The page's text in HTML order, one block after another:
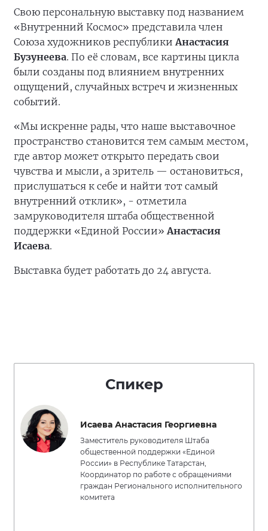
Свою персональную выставку под названием
«Внутренний Космос» представила член
Союза художников республики Анастасия
Бузунеева. По её словам, все картины цикла
были созданы под влиянием внутренних
ощущений, случайных встреч и жизненных
событий.
«Мы искренне рады, что наше выставочное
пространство становится тем самым местом,
где автор может открыто передать свои
чувства и мысли, а зритель — остановиться,
прислушаться к себе и найти тот самый
внутренний отклик», - отметила
замруководителя штаба общественной
поддержки «Единой России»Анастасия
Исаева.
Выставка будет работать до 24 августа.
Спикер
Исаева Анастасия Георгиевна
Заместитель руководителя Штаба
общественной поддержки «Единой
России» в Республике Татарстан,
Координатор по работе с обращениями
граждан Регионального исполнительного
комитета